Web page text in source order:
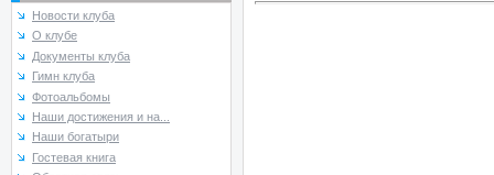
Новости клуба
О клубе
Документы клуба
Гимн клуба
Фотоальбомы
Наши достижения и на...
Наши богатыри
Гостевая книга